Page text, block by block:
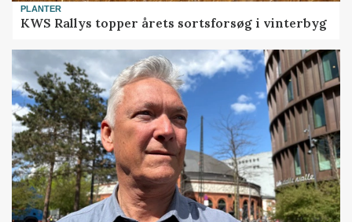
PLANTER
KWS Rallys topper årets sortsforsøg i vinterbyg